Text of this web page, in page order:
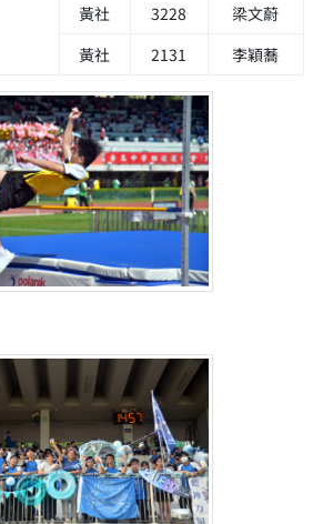
黃社
3228
梁文蔚
黃社
2131 李穎蕎